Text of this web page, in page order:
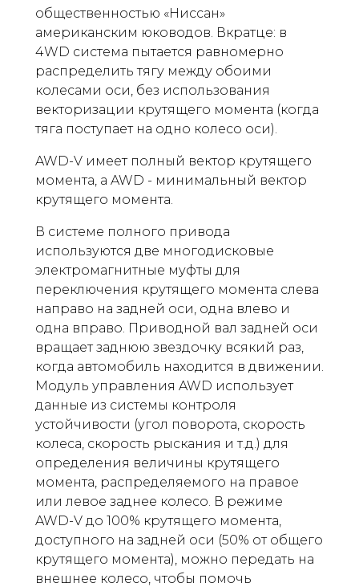
общественностью «Ниссан»
американским юководов. Вкратце: в
4WD система пытается равномерно
распределить тягу между обоими
колесами оси, без использования
векторизации крутящего момента (когда
тяга поступает на одно колесо оси).
AWD-V имеет полный вектор крутящего
момента, а AWD - минимальный вектор
крутящего момента.
В системе полного привода
используются две многодисковые
электромагнитные муфты для
переключения крутящего момента слева
направо на задней оси, одна влево и
одна вправо. Приводной вал задней оси
вращает заднюю звездочку всякий раз,
когда автомобиль находится в движении.
Модуль управления AWD использует
данные из системы контроля
устойчивости (угол поворота, скорость
колеса, скорость рыскания и т.д.) для
определения величины крутящего
момента, распределяемого на правое
или левое заднее колесо. В режиме
AWD-V до 100% крутящего момента,
доступного на задней оси (50% от общего
крутящего момента), можно передать на
внешнее колесо, чтобы помочь